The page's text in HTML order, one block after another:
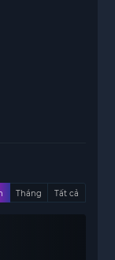
Tháng Tất cả